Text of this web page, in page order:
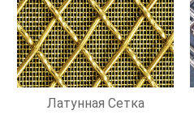
Латунная Сетка